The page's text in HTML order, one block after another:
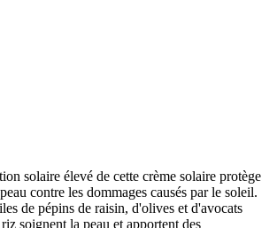
solaire élevé de cette crème solaire protège
contre les dommages causés par le soleil.
de pépins de raisin, d'olives et d'avocats
soignent la peau et apportent des